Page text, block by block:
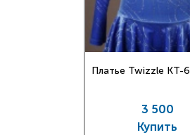
Платье Twizzle КT-6
3 500
Купить